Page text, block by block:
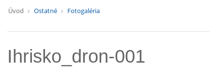
Úvod Ostatné Fotogaléria
Ihrisko_dron-001